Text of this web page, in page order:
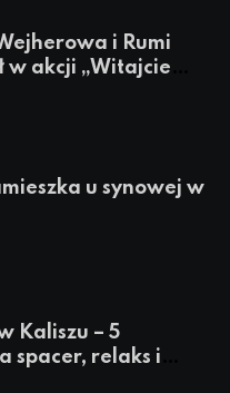
i Rumi
w akcji „Witajcie
u synowej w
Kaliszu – 5
spacer, relaks i